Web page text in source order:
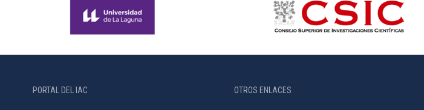
PORTAL DEL IAC OTROS ENLACES